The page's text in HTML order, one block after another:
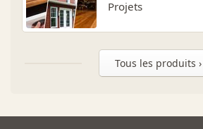
Projets
Tous les produits ›